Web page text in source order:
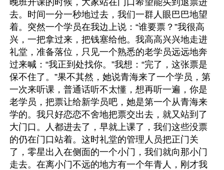
晚班开课的时候，大家站在门口希望能买到退票进
去。时间一分一秒地过去，我们一群人眼巴巴地望
着。突然一个学员在我边上说：“谁要票？”我很高
兴，一把拿过来，把钱塞给他。我高高兴兴地走进
礼堂，准备落位，只见一个熟悉的老学员远远地奔
过来喊：“我正到处找你。”我想：“完了，这张票是
保不住了。”果不其然，她说青海来了一个学员，第
一次来听课，普通话听不太懂，想再听一遍，你是
老学员，把票让给新学员吧，她是第一个从青海来
学的。我只好恋恋不舍地把票交出去，就又站到了
大门口。人都进去了，早就上课了，我们这些没票
的仍在门口站着。这时礼堂的管理人员把正门关
了，零星出入在侧面的一个小门，我们就向那小门
走去。在离小门不远的地方有一个年青人，刚才我